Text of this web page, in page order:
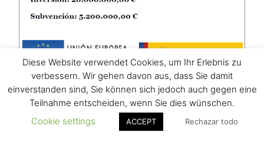
Diese Website verwendet Cookies, um Ihr Erlebnis zu
verbessern. Wir gehen davon aus, dass Sie damit
einverstanden sind, Sie können sich jedoch auch gegen eine
Teilnahme entscheiden, wenn Sie dies wünschen.
Cookie settings
ACCEPT Rechazar todo